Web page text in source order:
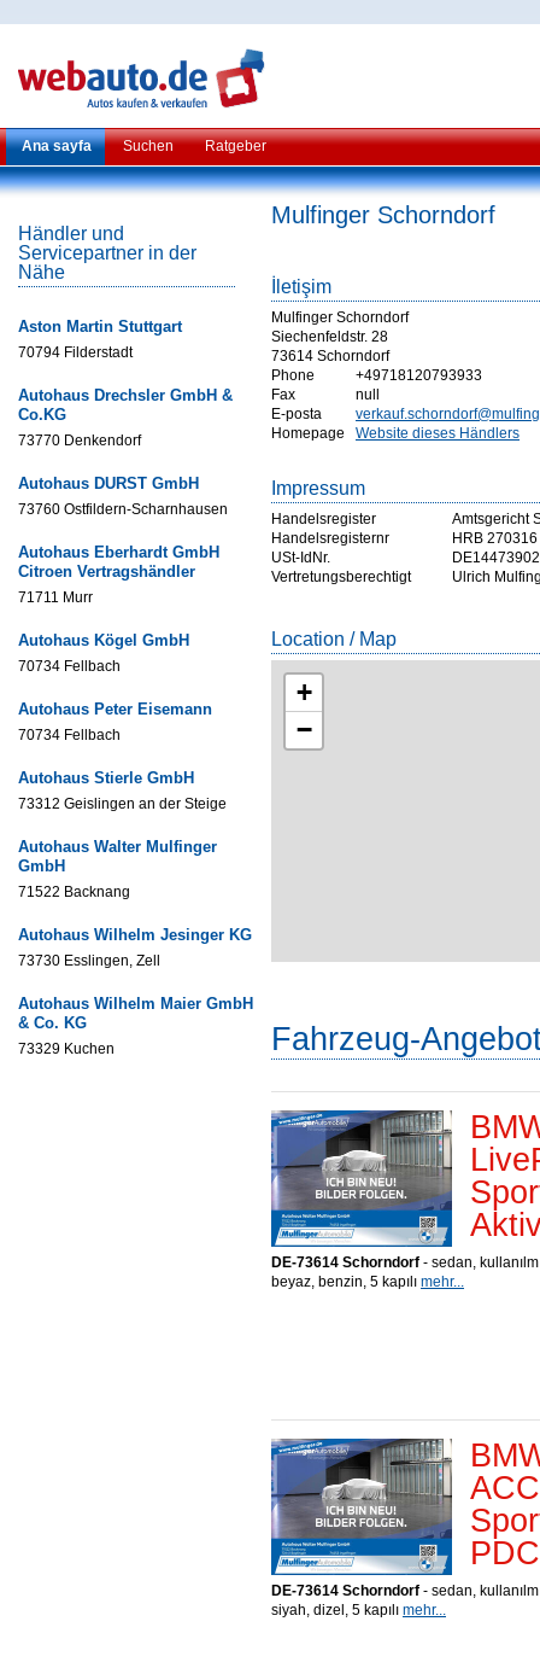
Ana sayfa Suchen Ratgeber
Händler und
Servicepartner in der
Nähe
Aston Martin Stuttgart
70794 Filderstadt
Autohaus Drechsler GmbH &
Co.KG
73770 Denkendorf
Autohaus DURST GmbH
73760 Ostfildern-Scharnhausen
Autohaus Eberhardt GmbH
Citroen Vertragshändler
71711 Murr
Autohaus Kögel GmbH
70734 Fellbach
Autohaus Peter Eisemann
70734 Fellbach
Autohaus Stierle GmbH
73312 Geislingen an der Steige
Autohaus Walter Mulfinger
GmbH
71522 Backnang
Autohaus Wilhelm Jesinger KG
73730 Esslingen, Zell
Autohaus Wilhelm Maier GmbH
& Co. KG
73329 Kuchen
Mulfinger Schorndorf
İletişim
Mulfinger Schorndorf
Siechenfeldstr. 28
73614 Schorndorf
Phone
+49718120793933
Fax
null
E-posta
Homepage
Website dieses Händlers
Impressum
Handelsregister
Amtsgericht
Handelsregisternr
HRB 270316
USt-IdNr.
Vertretungsberechtigt
Ulrich
Location / Map
+
−
Fahrzeug-
DE-73614 Schorndorf - sedan,
beyaz, benzin, 5 kapılı mehr...
DE-73614 Schorndorf - sedan,
siyah, dizel, 5 kapılı mehr...